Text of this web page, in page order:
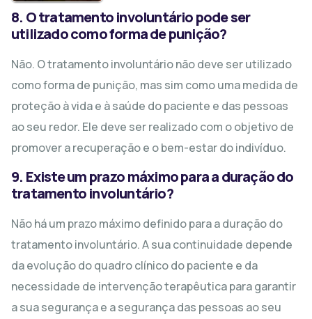
8. O tratamento involuntário pode ser
utilizado como forma de punição?
Não. O tratamento involuntário não deve ser utilizado
como forma de punição, mas sim como uma medida de
proteção à vida e à saúde do paciente e das pessoas
ao seu redor. Ele deve ser realizado com o objetivo de
promover a recuperação e o bem-estar do indivíduo.
9. Existe um prazo máximo para a duração do
tratamento involuntário?
Não há um prazo máximo definido para a duração do
tratamento involuntário. A sua continuidade depende
da evolução do quadro clínico do paciente e da
necessidade de intervenção terapêutica para garantir
a sua segurança e a segurança das pessoas ao seu